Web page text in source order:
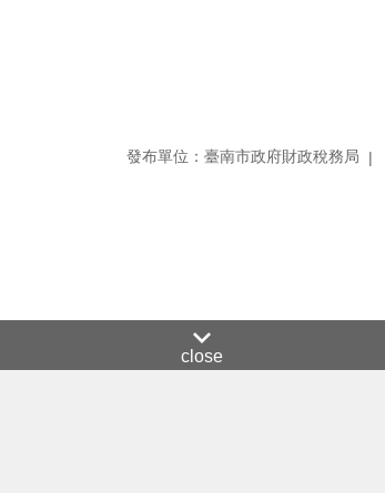
發布單位：臺南市政府財政稅務局
close